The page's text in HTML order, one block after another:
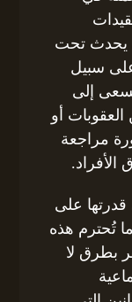
يحدث تحت
على سبيل
إلى
أو
مراجعة
الأفراد.
قدرتها على
تُحترم هذه
بطرق لا